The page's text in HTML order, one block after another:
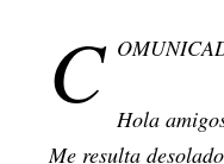
C Hola
Me resulta